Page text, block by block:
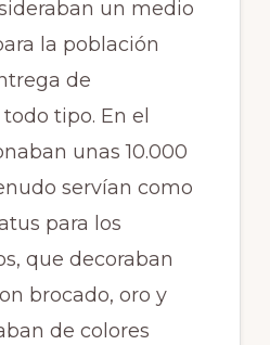
un medio
la población
de
tipo. En el
unas 10.000
servían como
para los
que decoraban
brocado, oro y
de colores